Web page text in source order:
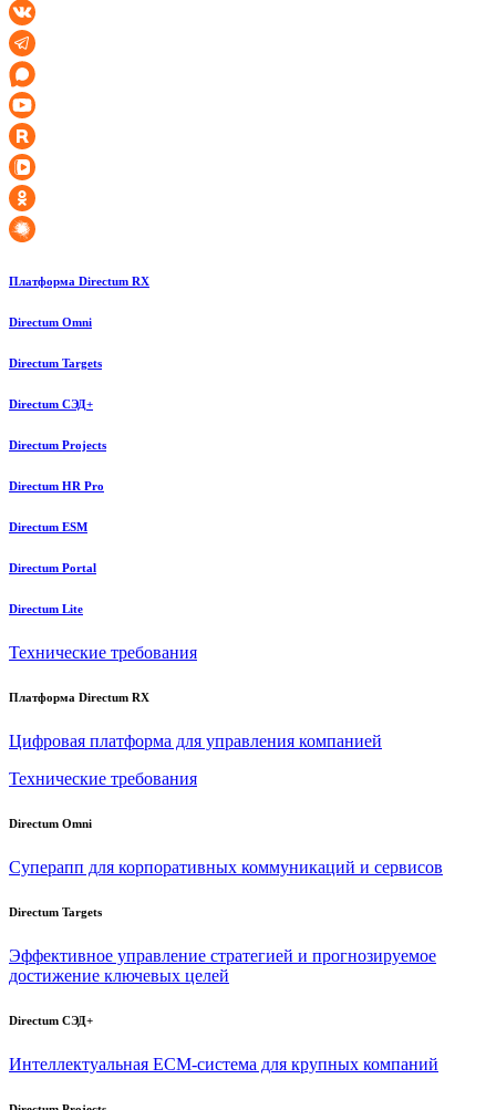
Платформа Directum RX
Directum Omni
Directum Targets
Directum СЭД+
Directum Projects
Directum HR Pro
Directum ESM
Directum Portal
Directum Lite
Технические требования
Платформа Directum RX
Цифровая платформа для управления компанией
Технические требования
Directum Omni
Суперапп для корпоративных коммуникаций и сервисов
Directum Targets
Эффективное управление стратегией и прогнозируемое
достижение ключевых целей
Directum СЭД+
Интеллектуальная ECM-система для крупных компаний